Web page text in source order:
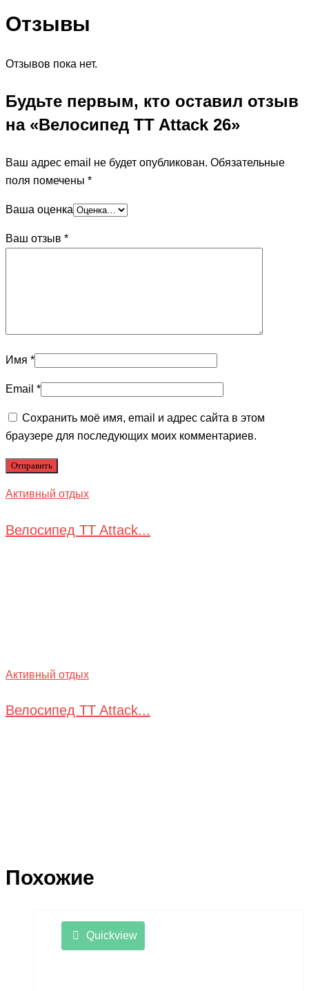
Отзывы
Отзывов пока нет.
Будьте первым, кто оставил отзыв
на «Велосипед TT Attack 26»
Ваш адрес email не будет опубликован. Обязательные
поля помечены *
Ваша оценка
Ваш отзыв *
Имя *
Email *
Сохранить моё имя, email и адрес сайта в этом
браузере для последующих моих комментариев.
Активный отдых
Велосипед TT Attack...
Активный отдых
Велосипед TT Attack...
Похожие
Quickview